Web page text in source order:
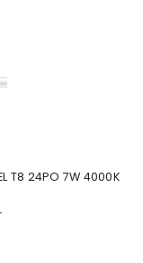
T8 24PO 7W 4000K